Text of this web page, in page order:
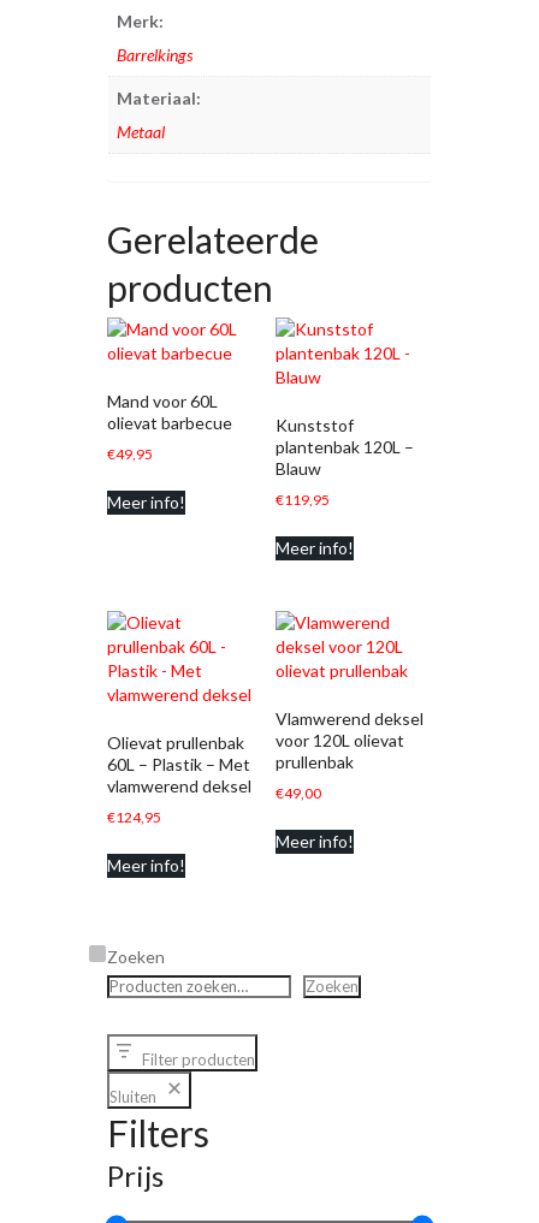
Merk:
Barrelkings
Materiaal:
Metaal
Gerelateerde
producten
Mand voor 60L
olievat barbecue
€49,95
Meer info!
Kunststof
plantenbak 120L –
Blauw
€119,95
Meer info!
Olievat prullenbak
60L – Plastik – Met
vlamwerend deksel
€124,95
Meer info!
Vlamwerend deksel
voor 120L olievat
prullenbak
€49,00
Meer info!
Zoeken
Zoeken
Filter producten
Sluiten
Filters
Prijs